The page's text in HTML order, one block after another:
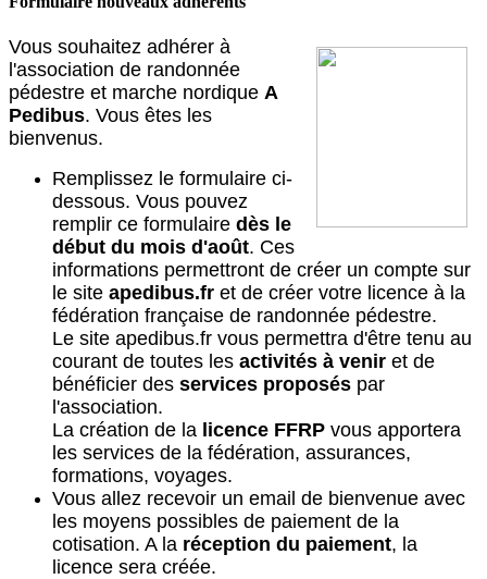
Vous souhaitez adhérer à
l'association de randonnée
pédestre et marche nordique A
Pedibus. Vous êtes les
bienvenus.
Remplissez le formulaire ci-
dessous. Vous pouvez
remplir ce formulaire dès le
début du mois d'août. Ces
informations permettront de créer un compte sur
le site apedibus.fr et de créer votre licence à la
fédération française de randonnée pédestre.
Le site apedibus.fr vous permettra d'être tenu au
courant de toutes les activités à venir et de
bénéficier des services proposés par
l'association.
La création de la licence FFRP vous apportera
les services de la fédération, assurances,
formations, voyages.
Vous allez recevoir un email de bienvenue avec
les moyens possibles de paiement de la
cotisation. A la réception du paiement, la
licence sera créée.